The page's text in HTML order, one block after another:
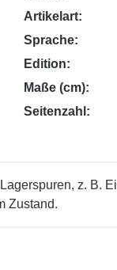
Artikelart:
Sprache:
Edition:
Maße (cm):
Seitenzahl:
z. B.
Zustand.